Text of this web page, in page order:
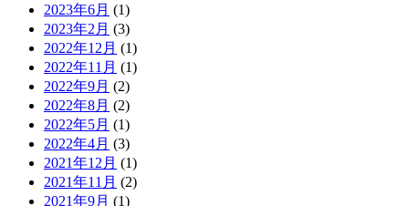
2023年6月 (1)
2023年2月 (3)
2022年12月 (1)
2022年11月 (1)
2022年9月 (2)
2022年8月 (2)
2022年5月 (1)
2022年4月 (3)
2021年12月 (1)
2021年11月 (2)
2021年9月 (1)